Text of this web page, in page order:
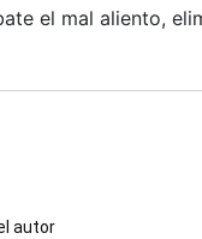
el mal aliento,
autor